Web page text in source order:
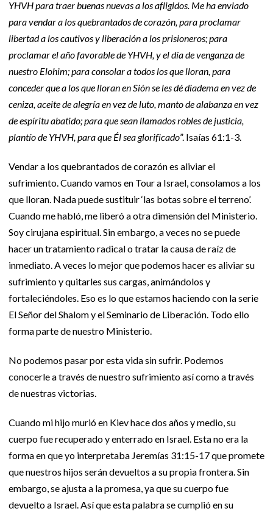
YHVH para traer buenas nuevas a los afligidos. Me ha enviado
para vendar a los quebrantados de corazón, para proclamar
libertad a los cautivos y liberación a los prisioneros; para
proclamar el año favorable de YHVH, y el día de venganza de
nuestro Elohim; para consolar a todos los que lloran, para
conceder que a los que lloran en Sión se les dé diadema en vez de
ceniza, aceite de alegría en vez de luto, manto de alabanza en vez
de espíritu abatido; para que sean llamados robles de justicia,
plantío de YHVH, para que Él sea glorificado”. Isaías 61:1-3.
Vendar a los quebrantados de corazón es aliviar el
sufrimiento. Cuando vamos en Tour a Israel, consolamos a los
que lloran. Nada puede sustituir ‘las botas sobre el terreno’.
Cuando me habló, me liberó a otra dimensión del Ministerio.
Soy cirujana espiritual. Sin embargo, a veces no se puede
hacer un tratamiento radical o tratar la causa de raíz de
inmediato. A veces lo mejor que podemos hacer es aliviar su
sufrimiento y quitarles sus cargas, animándolos y
fortaleciéndoles. Eso es lo que estamos haciendo con la serie
El Señor del Shalom y el Seminario de Liberación. Todo ello
forma parte de nuestro Ministerio.
No podemos pasar por esta vida sin sufrir. Podemos
conocerle a través de nuestro sufrimiento así como a través
de nuestras victorias.
Cuando mi hijo murió en Kiev hace dos años y medio, su
cuerpo fue recuperado y enterrado en Israel. Esta no era la
forma en que yo interpretaba Jeremías 31:15-17 que promete
que nuestros hijos serán devueltos a su propia frontera. Sin
embargo, se ajusta a la promesa, ya que su cuerpo fue
devuelto a Israel. Así que esta palabra se cumplió en su